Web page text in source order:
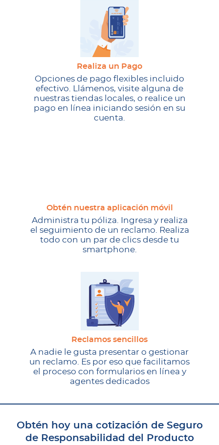
Realiza un Pago
Opciones de pago flexibles incluido
efectivo. Llámenos, visite alguna de
nuestras tiendas locales, o realice un
pago en línea iniciando sesión en su
cuenta.
Obtén nuestra aplicación móvil
Administra tu póliza. Ingresa y realiza
el seguimiento de un reclamo. Realiza
todo con un par de clics desde tu
smartphone.
Reclamos sencillos
A nadie le gusta presentar o gestionar
un reclamo. Es por eso que facilitamos
el proceso con formularios en línea y
agentes dedicados
Obtén hoy una cotización de Seguro
de Responsabilidad del Producto